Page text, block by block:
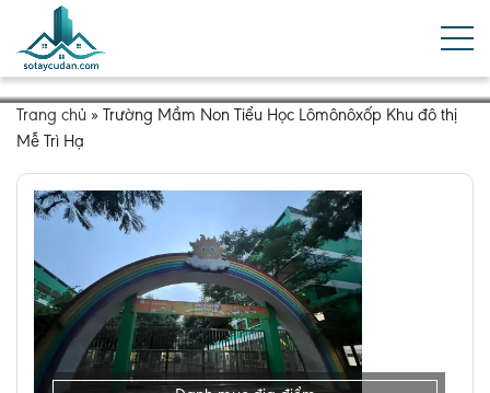
Trang chủ » Trường Mầm Non Tiểu Học Lômônôxốp Khu đô thị
Mễ Trì Hạ